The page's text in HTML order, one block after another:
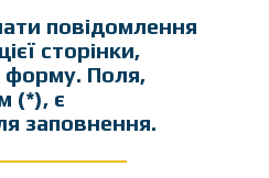
повідомлення
сторінки,
форму. Поля,
(*), є
заповнення.